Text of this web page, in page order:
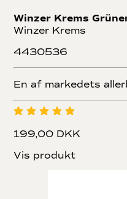
Winzer Krems
Winzer Krems
4430536
En af markedets
199,00 DKK
Vis produkt